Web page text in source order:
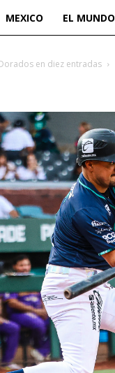
MEXICO EL MUNDO
en diez entradas